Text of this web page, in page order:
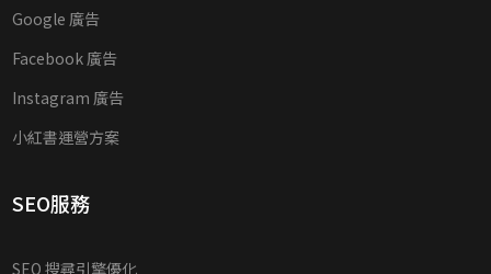
Google 廣告
Facebook 廣告
Instagram 廣告
小紅書運營方案
SEO服務
SEO 搜尋引擎優化